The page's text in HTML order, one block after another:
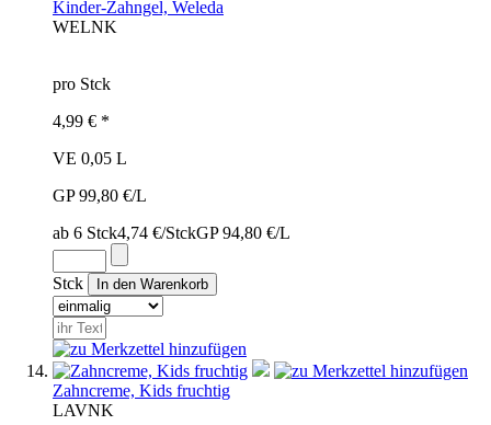
Kinder-Zahngel, Weleda
WELNK
pro Stck
4,99 € *
VE 0,05 L
GP 99,80 €/L
ab 6 Stck4,74 €/StckGP 94,80 €/L
Stck
Zahncreme, Kids fruchtig
LAVNK